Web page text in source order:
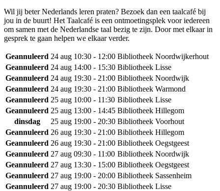
Wil jij beter Nederlands leren praten? Bezoek dan een taalcafé bij
jou in de buurt! Het Taalcafé is een ontmoetingsplek voor iedereen
om samen met de Nederlandse taal bezig te zijn. Door met elkaar in
gesprek te gaan helpen we elkaar verder.
Geannuleerd 24 aug 10:30 - 12:00 Bibliotheek Noordwijkerhout
Geannuleerd 24 aug 14:00 - 15:30 Bibliotheek Lisse
Geannuleerd 24 aug 19:30 - 21:00 Bibliotheek Noordwijk
Geannuleerd 24 aug 19:30 - 21:00 Bibliotheek Warmond
Geannuleerd 25 aug 10:00 - 11:30 Bibliotheek Lisse
Geannuleerd 25 aug 13:00 - 14:45 Bibliotheek Hillegom
dinsdag
25 aug 19:00 - 20:30 Bibliotheek Voorhout
Geannuleerd 26 aug 19:30 - 21:00 Bibliotheek Hillegom
Geannuleerd 26 aug 19:30 - 21:00 Bibliotheek Oegstgeest
Geannuleerd 27 aug 09:30 - 11:00 Bibliotheek Noordwijk
Geannuleerd 27 aug 13:30 - 15:00 Bibliotheek Oegstgeest
Geannuleerd 27 aug 19:00 - 20:00 Bibliotheek Sassenheim
Geannuleerd 27 aug 19:00 - 20:30 Bibliotheek Lisse